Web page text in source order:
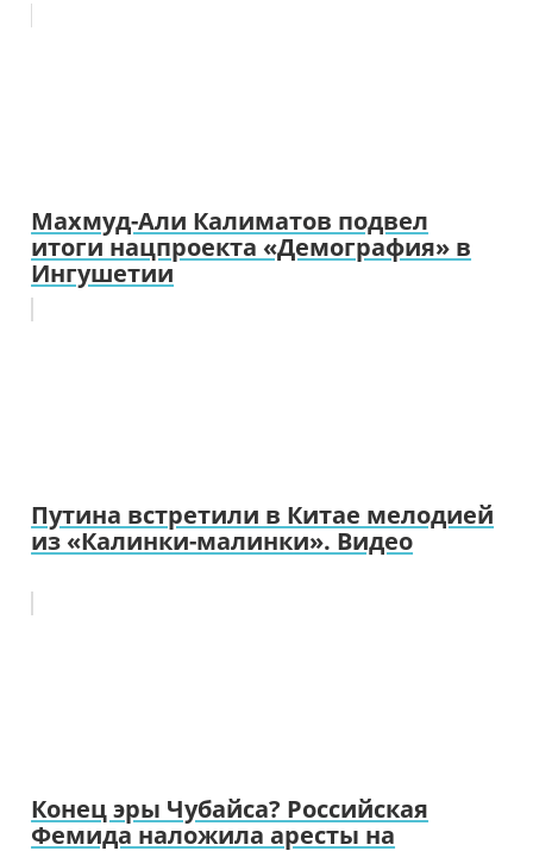
Махмуд-Али Калиматов подвел
итоги нацпроекта «Демография» в
Ингушетии
Путина встретили в Китае мелодией
из «Калинки-малинки». Видео
Конец эры Чубайса? Российская
Фемида наложила аресты на